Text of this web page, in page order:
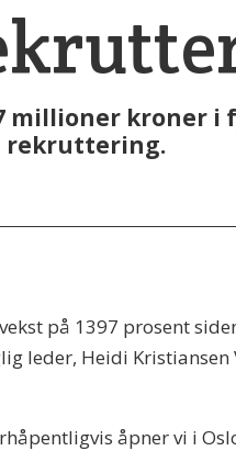
millioner kroner
rekruttering.
på 1397 prosent
leder, Heidi
åpner vi i